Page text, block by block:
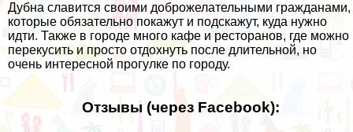
Дубна славится своими доброжелательными гражданами,
которые обязательно покажут и подскажут, куда нужно
идти. Также в городе много кафе и ресторанов, где можно
перекусить и просто отдохнуть после длительной, но
очень интересной прогулке по городу.
Отзывы (через Facebook):